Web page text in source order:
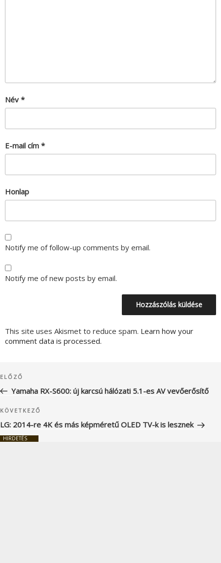
Név *
E-mail cím *
Honlap
Notify me of follow-up comments by email.
Notify me of new posts by email.
This site uses Akismet to reduce spam. Learn how your
comment data is processed.
navigáció
Korábbi
bejegyzés
ELŐZŐ
Yamaha RX-S600: új karcsú hálózati 5.1-es AV vevőerősítő
Következő
bejegyzés
KÖVETKEZŐ
LG: 2014-re 4K és más képméretű OLED TV-k is lesznek
HIRDETÉS